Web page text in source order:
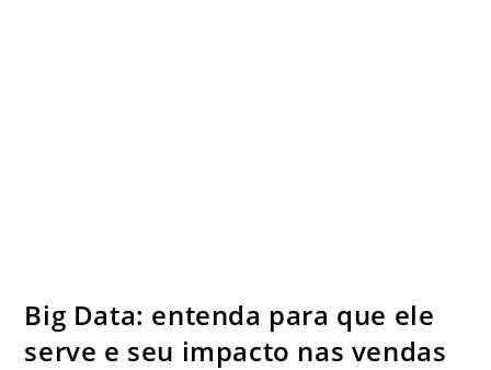
Big Data: entenda para que ele
serve e seu impacto nas vendas